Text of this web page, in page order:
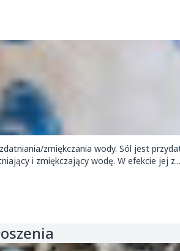
zmiękczania wody. Sól jest
i zmiękczający wodę. W efekcie jej z...